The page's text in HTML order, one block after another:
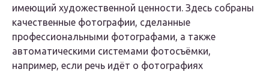
имеющий художественной ценности. Здесь собраны
качественные фотографии, сделанные
профессиональными фотографами, а также
автоматическими системами фотосъёмки,
например, если речь идёт о фотографиях